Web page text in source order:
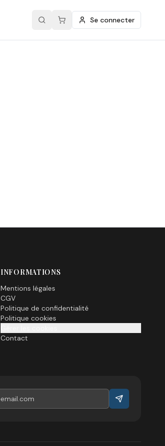
Se connecter
INFORMATIONS
Mentions légales
CGV
Politique de confidentialité
Politique cookies
Contact